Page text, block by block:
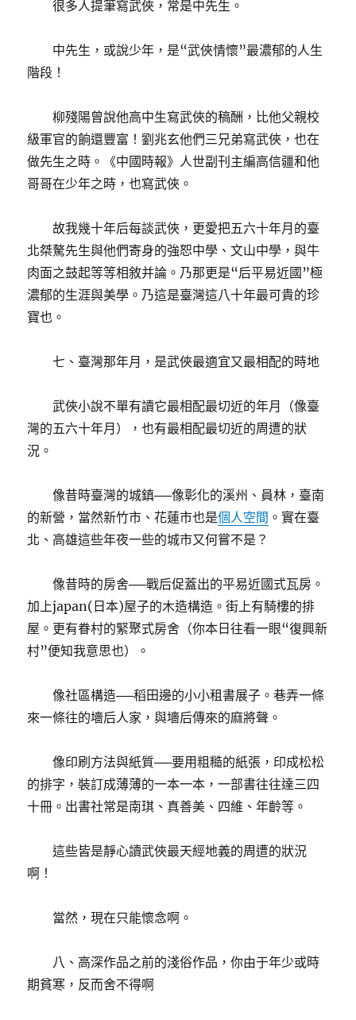
很多人提筆寫武俠，常是中先生。
中先生，或說少年，是“武俠情懷”最濃郁的人生
階段！
柳殘陽曾說他高中生寫武俠的稿酬，比他父親校
級軍官的餉還豐富！劉兆玄他們三兄弟寫武俠，也在
做先生之時。《中國時報》人世副刊主編高信疆和他
哥哥在少年之時，也寫武俠。
故我幾十年后每談武俠，更愛把五六十年月的臺
北桀驁先生與他們寄身的強恕中學、文山中學，與牛
肉面之鼓起等等相敘并論。乃那更是“后平易近國”極
濃郁的生涯與美學。乃這是臺灣這八十年最可貴的珍
寶也。
七、臺灣那年月，是武俠最適宜又最相配的時地
武俠小說不單有讀它最相配最切近的年月（像臺
灣的五六十年月），也有最相配最切近的周遭的狀
況。
像昔時臺灣的城鎮──像彰化的溪州、員林，臺南
的新營，當然新竹市、花蓮市也是個人空間 。實在臺
北、高雄這些年夜一些的城市又何嘗不是？
像昔時的房舍──戰后促蓋出的平易近國式瓦房。
加上japan(日本)屋子的木造構造。街上有騎樓的排
屋。更有眷村的緊聚式房舍（你本日往看一眼“復興新
村”便知我意思也）。
像社區構造──稻田邊的小小租書展子。巷弄一條
來一條往的墻后人家，與墻后傳來的麻將聲。
像印刷方法與紙質──要用粗糙的紙張，印成松松
的排字，裝訂成薄薄的一本一本，一部書往往達三四
十冊。出書社常是南琪、真善美、四維、年齡等。
這些皆是靜心讀武俠最天經地義的周遭的狀況
啊！
當然，現在只能懷念啊。
八、高深作品之前的淺俗作品，你由于年少或時
期貧寒，反而舍不得啊